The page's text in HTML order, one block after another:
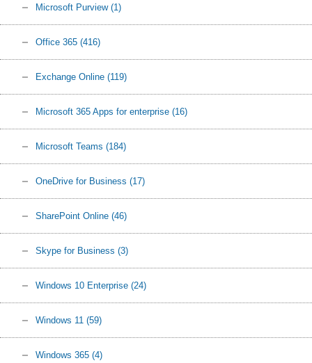
Microsoft Purview (1)
Office 365 (416)
Exchange Online (119)
Microsoft 365 Apps for enterprise (16)
Microsoft Teams (184)
OneDrive for Business (17)
SharePoint Online (46)
Skype for Business (3)
Windows 10 Enterprise (24)
Windows 11 (59)
Windows 365 (4)